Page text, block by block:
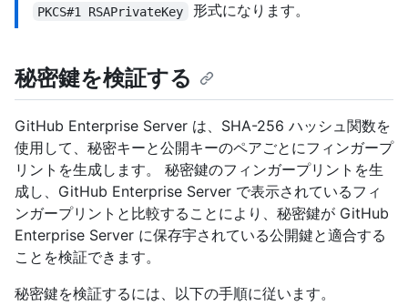
PKCS#1 RSAPrivateKey 形式になります。
秘密鍵を検証する
GitHub Enterprise Server は、SHA-256 ハッシュ関数を
使用して、秘密キーと公開キーのペアごとにフィンガープ
リントを生成します。 秘密鍵のフィンガープリントを生
成し、GitHub Enterprise Server で表示されているフィ
ンガープリントと比較することにより、秘密鍵が GitHub
Enterprise Server に保存宇されている公開鍵と適合する
ことを検証できます。
秘密鍵を検証するには、以下の手順に従います。